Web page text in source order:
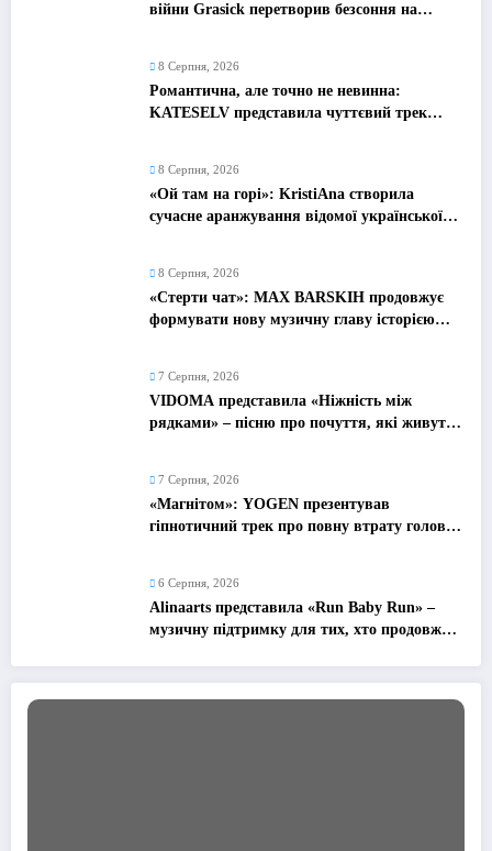
війни Grasick перетворив безсоння на
8 Серпня, 2026
Романтична, але точно не невинна:
KATESELV представила чуттєвий трек
8 Серпня, 2026
«Ой там на горі»: KristiAna створила
сучасне аранжування відомої української
8 Серпня, 2026
«Стерти чат»: MAX BARSKIH продовжує
формувати нову музичну главу історією
7 Серпня, 2026
VIDOMA представила «Ніжність між
рядками» – пісню про почуття, які живуть
7 Серпня, 2026
«Магнітом»: YOGEN презентував
гіпнотичний трек про повну втрату голови
6 Серпня, 2026
Alinaarts представила «Run Baby Run» –
музичну підтримку для тих, хто продовжує